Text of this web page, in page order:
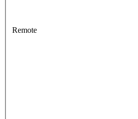
Remote